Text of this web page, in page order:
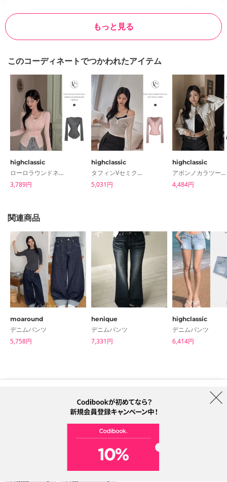
もっと見る
L(long) 34 41 28 25
断面のサイズを測定しており、測定方法により1~3cmの誤差がある
場合もあります。
このコーディネートでつかわれたアイテム
highclassic
ローロラウンドネックボタン裾ロールスリムフィットカーディガン
3,789円
highclassic
タフィンVセミクロップスナップボタンセミクロップテンセルウールTシャツ
5,031円
highclassic
アボンノカラツーウェイジッパーフェイクポケットスリットラインクロップコットンジャケット
4,484円
関連商品
moaround
デニムパンツ
5,758円
henique
デニムパンツ
7,331円
highclassic
デニムパンツ
6,414円
配送について
電話番号：05068838012 (月-金 1PM ~ 5PM)
電子メールアドレス：help@codibook.net
所在地：A-301, 114, Gasan digital 2-ro, Geumcheon-gu, Seoul